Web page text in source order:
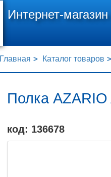
Интернет-
Главная Каталог товаров
Полка AZARIO
код: 136678